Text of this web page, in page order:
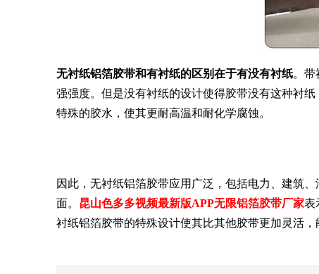
无衬纸铝箔胶带和有衬纸的区别在于有没有衬纸。
强强度。但是没有衬纸的设计使得胶带没有这种衬
特殊的胶水，使其更耐高温和耐化学腐蚀。
因此，无衬纸铝箔胶带应用广泛，包括电力、建筑
面。 昆山色多多视频最新版APP无限铝箔胶带厂家表
衬纸铝箔胶带的特殊设计使其比其他胶带更加灵活，